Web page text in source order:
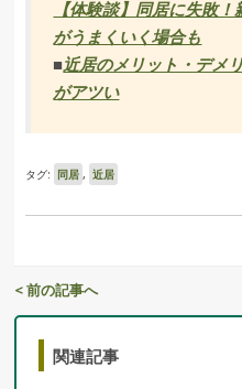
【体験談】同居に失敗
がうまくいく場合も
■近居のメリット・デメ
がアツい
タグ: 同居 , 近居
< 前の記事へ
関連記事